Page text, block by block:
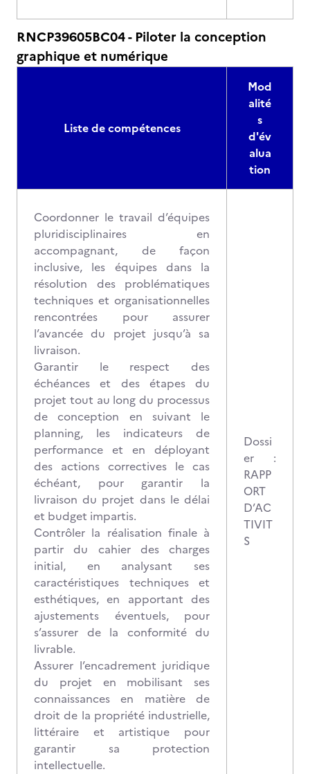
RNCP39605BC04 - Piloter la conception
graphique et numérique
Liste de compétences
Mod
alité
s
d'év
alua
tion
Coordonner le travail d’équipes
pluridisciplinaires en
accompagnant, de façon
inclusive, les équipes dans la
résolution des problématiques
techniques et organisationnelles
rencontrées pour assurer
l’avancée du projet jusqu’à sa
livraison.
Garantir le respect des
échéances et des étapes du
projet tout au long du processus
de conception en suivant le
planning, les indicateurs de
performance et en déployant
des actions correctives le cas
échéant, pour garantir la
livraison du projet dans le délai
et budget impartis.
Contrôler la réalisation finale à
partir du cahier des charges
initial, en analysant ses
caractéristiques techniques et
esthétiques, en apportant des
ajustements éventuels, pour
s’assurer de la conformité du
livrable.
Assurer l’encadrement juridique
du projet en mobilisant ses
connaissances en matière de
droit de la propriété industrielle,
littéraire et artistique pour
garantir sa protection
intellectuelle.
Dossi
er :
RAPP
ORT
D’AC
TIVIT
S